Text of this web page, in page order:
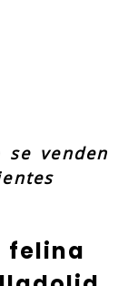
venden
felina